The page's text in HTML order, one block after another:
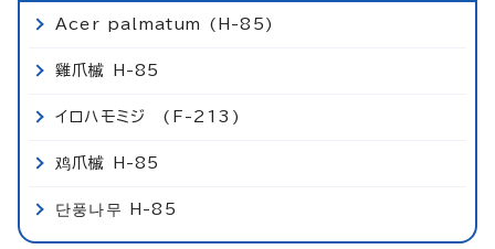
Acer palmatum (H-85)
雞爪槭 H-85
イロハモミジ (F-213)
鸡爪槭 H-85
단풍나무 H-85